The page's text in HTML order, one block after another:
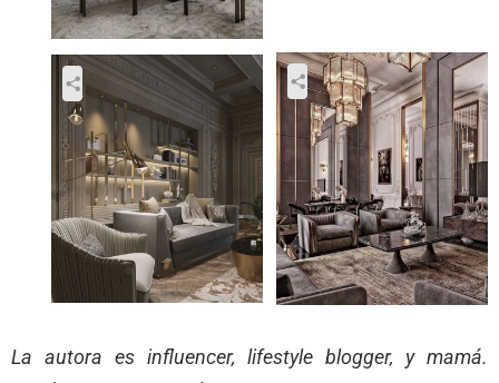
La autora es influencer, lifestyle blogger, y mamá.